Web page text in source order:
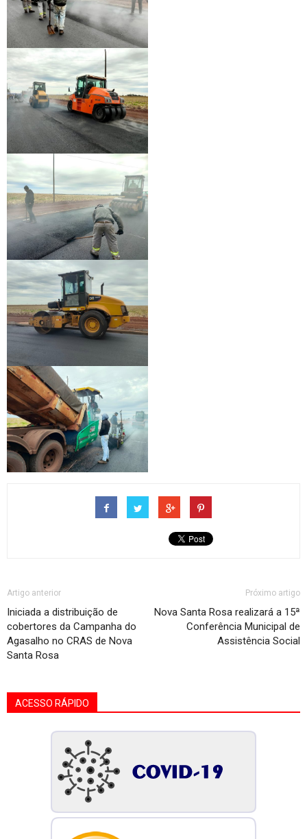
Artigo anterior
Iniciada a distribuição de
cobertores da Campanha do
Agasalho no CRAS de Nova
Santa Rosa
Próximo artigo
Nova Santa Rosa realizará a 15ª
Conferência Municipal de
Assistência Social
ACESSO RÁPIDO